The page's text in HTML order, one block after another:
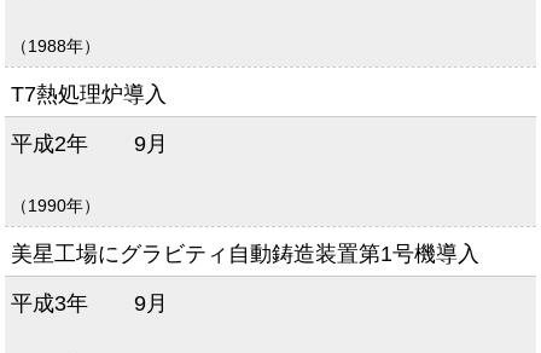
（1988年）
T7熱処理炉導入
平成2年 9月
（1990年）
美星工場にグラビティ自動鋳造装置第1号機導入
平成3年 9月